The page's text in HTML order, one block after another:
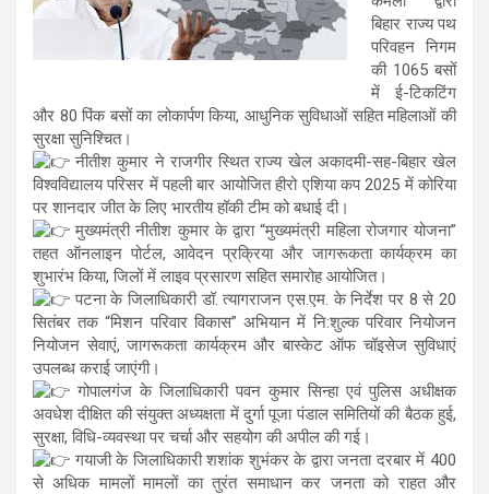
बिहार राज्य पथ
परिवहन निगम
की 1065 बसों
में ई-टिकटिंग
और 80 पिंक बसों का लोकार्पण किया, आधुनिक सुविधाओं सहित महिलाओं की
सुरक्षा सुनिश्चित।
नीतीश कुमार ने राजगीर स्थित राज्य खेल अकादमी-सह-बिहार खेल
विश्वविद्यालय परिसर में पहली बार आयोजित हीरो एशिया कप 2025 में कोरिया
पर शानदार जीत के लिए भारतीय हॉकी टीम को बधाई दी।
मुख्यमंत्री नीतीश कुमार के द्वारा “मुख्यमंत्री महिला रोजगार योजना”
तहत ऑनलाइन पोर्टल, आवेदन प्रक्रिया और जागरूकता कार्यक्रम का
शुभारंभ किया, जिलों में लाइव प्रसारण सहित समारोह आयोजित।
पटना के जिलाधिकारी डॉ. त्यागराजन एस.एम. के निर्देश पर 8 से 20
सितंबर तक “मिशन परिवार विकास” अभियान में नि:शुल्क परिवार नियोजन
नियोजन सेवाएं, जागरूकता कार्यक्रम और बास्केट ऑफ चॉइसेज सुविधाएं
उपलब्ध कराई जाएंगी।
गोपालगंज के जिलाधिकारी पवन कुमार सिन्हा एवं पुलिस अधीक्षक
अवधेश दीक्षित की संयुक्त अध्यक्षता में दुर्गा पूजा पंडाल समितियों की बैठक हुई,
सुरक्षा, विधि-व्यवस्था पर चर्चा और सहयोग की अपील की गई।
गयाजी के जिलाधिकारी शशांक शुभंकर के द्वारा जनता दरबार में 400
से अधिक मामलों मामलों का तुरंत समाधान कर जनता को राहत और